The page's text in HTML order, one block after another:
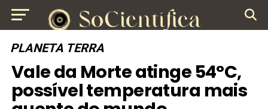
PLANETA TERRA
Vale da Morte atinge 54°C,
possível temperatura mais